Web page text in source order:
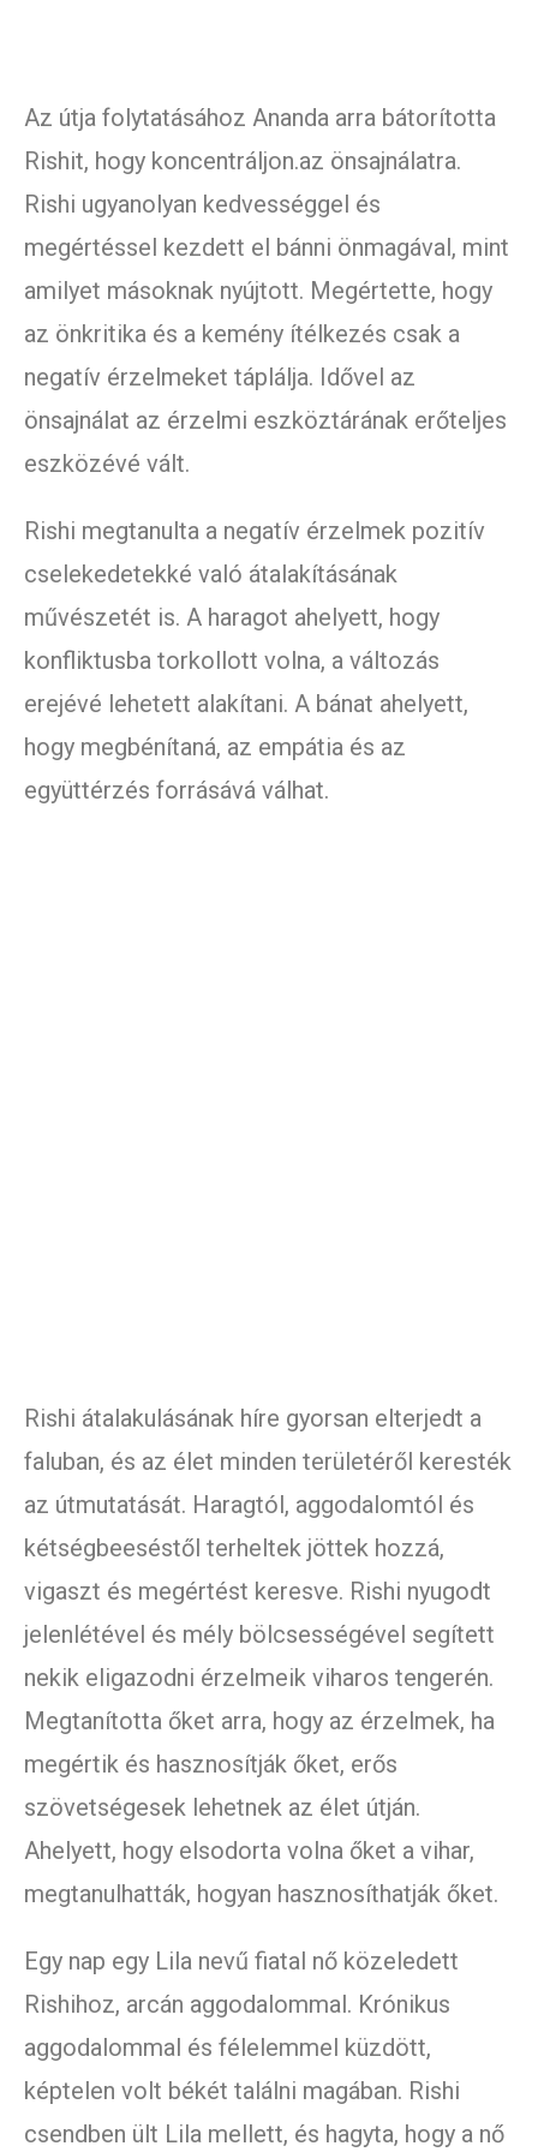
Az útja folytatásához Ananda arra bátorította
Rishit, hogy koncentráljon.az önsajnálatra.
Rishi ugyanolyan kedvességgel és
megértéssel kezdett el bánni önmagával, mint
amilyet másoknak nyújtott. Megértette, hogy
az önkritika és a kemény ítélkezés csak a
negatív érzelmeket táplálja. Idővel az
önsajnálat az érzelmi eszköztárának erőteljes
eszközévé vált.
Rishi megtanulta a negatív érzelmek pozitív
cselekedetekké való átalakításának
művészetét is. A haragot ahelyett, hogy
konfliktusba torkollott volna, a változás
erejévé lehetett alakítani. A bánat ahelyett,
hogy megbénítaná, az empátia és az
együttérzés forrásává válhat.
Rishi átalakulásának híre gyorsan elterjedt a
faluban, és az élet minden területéről keresték
az útmutatását. Haragtól, aggodalomtól és
kétségbeeséstől terheltek jöttek hozzá,
vigaszt és megértést keresve. Rishi nyugodt
jelenlétével és mély bölcsességével segített
nekik eligazodni érzelmeik viharos tengerén.
Megtanította őket arra, hogy az érzelmek, ha
megértik és hasznosítják őket, erős
szövetségesek lehetnek az élet útján.
Ahelyett, hogy elsodorta volna őket a vihar,
megtanulhatták, hogyan hasznosíthatják őket.
Egy nap egy Lila nevű fiatal nő közeledett
Rishihoz, arcán aggodalommal. Krónikus
aggodalommal és félelemmel küzdött,
képtelen volt békét találni magában. Rishi
csendben ült Lila mellett, és hagyta, hogy a nő